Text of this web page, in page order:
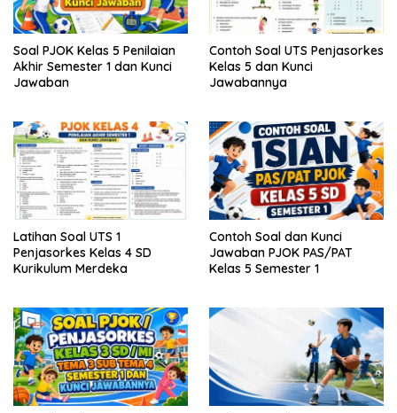
Soal PJOK Kelas 5 Penilaian
Akhir Semester 1 dan Kunci
Jawaban
Contoh Soal UTS Penjasorkes
Kelas 5 dan Kunci
Jawabannya
Latihan Soal UTS 1
Penjasorkes Kelas 4 SD
Kurikulum Merdeka
Contoh Soal dan Kunci
Jawaban PJOK PAS/PAT
Kelas 5 Semester 1